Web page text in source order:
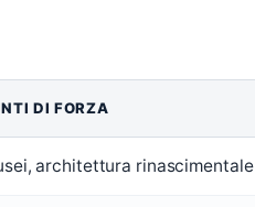
DI FORZA
architettura rinascimentale